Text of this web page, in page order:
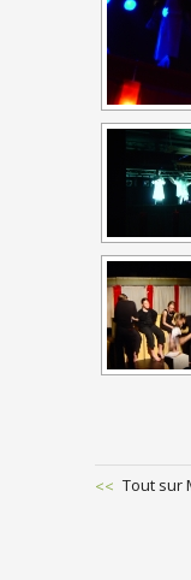
Previous
Tout sur